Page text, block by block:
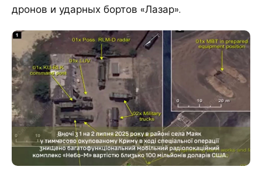
дронов и ударных бортов «Лазар».